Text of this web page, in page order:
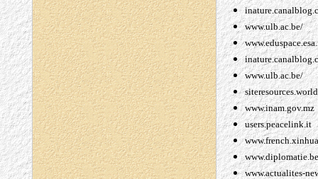
www.ulb.ac.be/
www.ulb.ac.be/
www.inam.gov.mz
users.peacelink.it
www.actualites-